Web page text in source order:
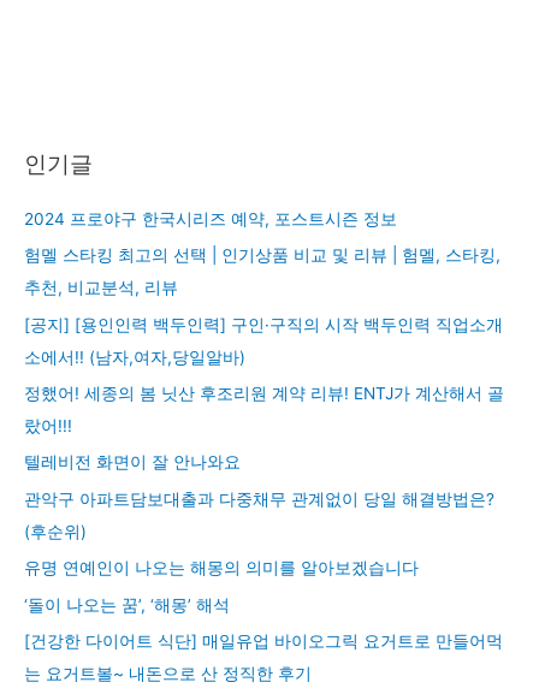
인기글
2024 프로야구 한국시리즈 예약, 포스트시즌 정보
험멜 스타킹 최고의 선택 | 인기상품 비교 및 리뷰 | 험멜, 스타킹,
추천, 비교분석, 리뷰
[공지] [용인인력 백두인력] 구인·구직의 시작 백두인력 직업소개
소에서!! (남자,여자,당일알바)
정했어! 세종의 봄 닛산 후조리원 계약 리뷰! ENTJ가 계산해서 골
랐어!!!
텔레비전 화면이 잘 안나와요
관악구 아파트담보대출과 다중채무 관계없이 당일 해결방법은?
(후순위)
유명 연예인이 나오는 해몽의 의미를 알아보겠습니다
‘돌이 나오는 꿈’, ‘해몽’ 해석
[건강한 다이어트 식단] 매일유업 바이오그릭 요거트로 만들어먹
는 요거트볼~ 내돈으로 산 정직한 후기